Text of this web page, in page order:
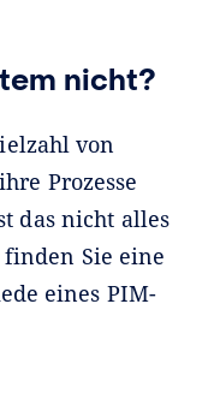
nicht?
von
Prozesse
das nicht alles
Sie eine
eines PIM-